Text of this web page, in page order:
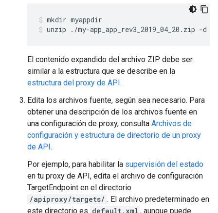
unzip ./my-app_app_rev3_2019_04_20.zip -d
El contenido expandido del archivo ZIP debe ser
similar a la estructura que se describe en la
estructura del proxy de API.
Edita los archivos fuente, según sea necesario. Para
obtener una descripción de los archivos fuente en
una configuración de proxy, consulta Archivos de
configuración y estructura de directorio de un proxy
de API.
Por ejemplo, para habilitar la supervisión del estado
en tu proxy de API, edita el archivo de configuración
TargetEndpoint en el directorio
/apiproxy/targets/ . El archivo predeterminado en
este directorio es default.xml , aunque puede